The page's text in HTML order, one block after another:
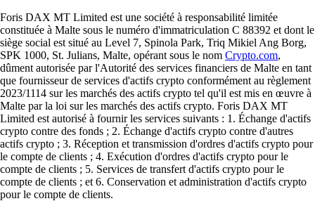
Foris DAX MT Limited est une société à responsabilité limitée
constituée à Malte sous le numéro d'immatriculation C 88392 et dont le
siège social est situé au Level 7, Spinola Park, Triq Mikiel Ang Borg,
SPK 1000, St. Julians, Malte, opérant sous le nom Crypto.com,
dûment autorisée par l'Autorité des services financiers de Malte en tant
que fournisseur de services d'actifs crypto conformément au règlement
2023/1114 sur les marchés des actifs crypto tel qu'il est mis en œuvre à
Malte par la loi sur les marchés des actifs crypto. Foris DAX MT
Limited est autorisé à fournir les services suivants : 1. Échange d'actifs
crypto contre des fonds ; 2. Échange d'actifs crypto contre d'autres
actifs crypto ; 3. Réception et transmission d'ordres d'actifs crypto pour
le compte de clients ; 4. Exécution d'ordres d'actifs crypto pour le
compte de clients ; 5. Services de transfert d'actifs crypto pour le
compte de clients ; et 6. Conservation et administration d'actifs crypto
pour le compte de clients.